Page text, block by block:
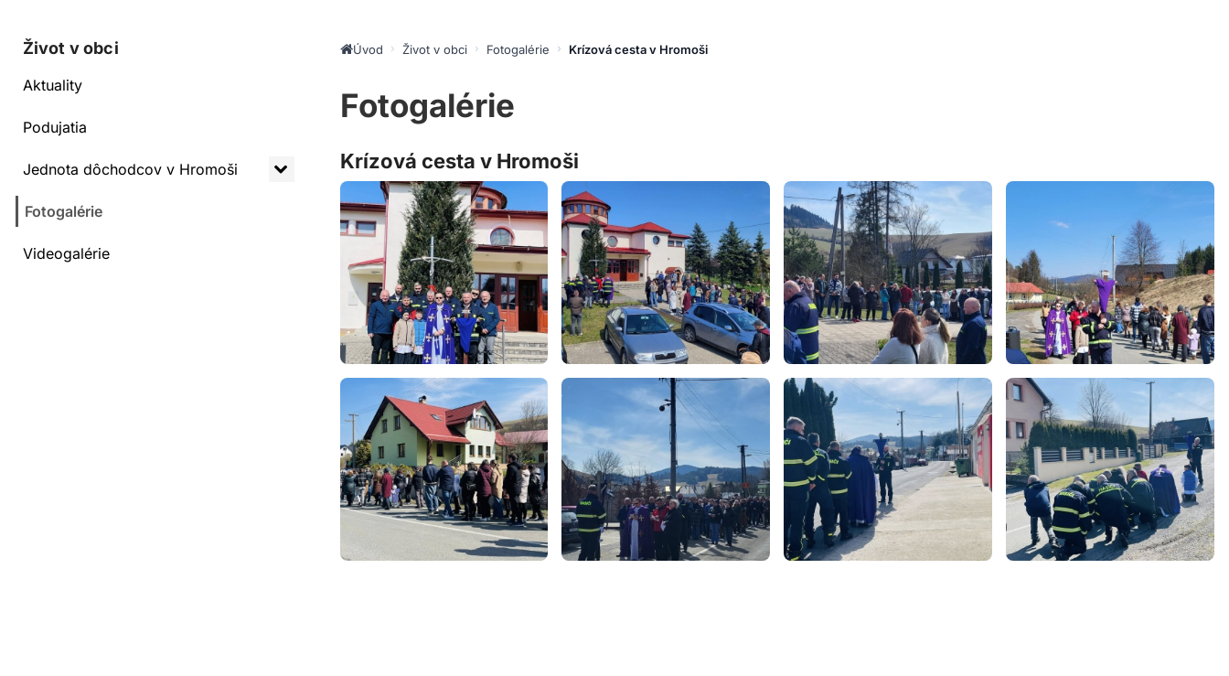
Život v obci
Aktuality
Podujatia
Jednota dôchodcov v Hromoši
Fotogalérie
Videogalérie
Úvod Život v obci Fotogalérie Krízová cesta v Hromoši
Fotogalérie
Krízová cesta v Hromoši